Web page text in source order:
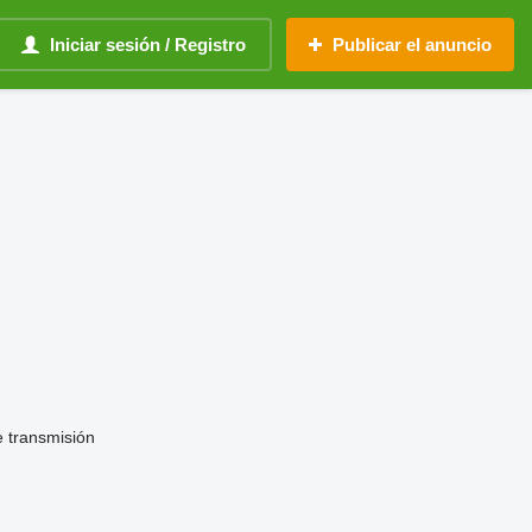
Iniciar sesión / Registro Publicar el anuncio
transmisión